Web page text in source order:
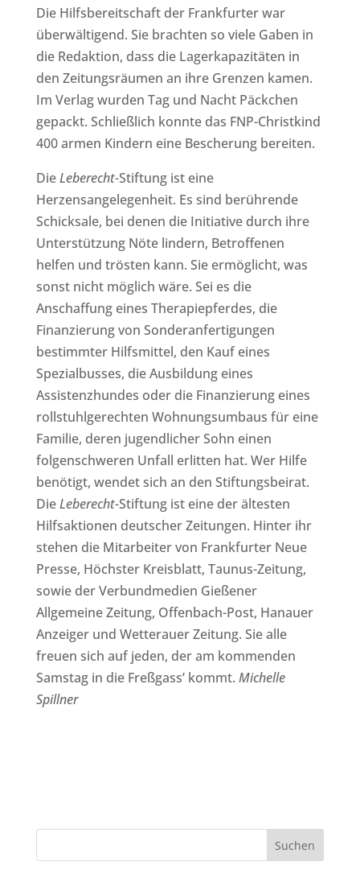
Die Hilfsbereitschaft der Frankfurter war
überwältigend. Sie brachten so viele Gaben in
die Redaktion, dass die Lagerkapazitäten in
den Zeitungsräumen an ihre Grenzen kamen.
Im Verlag wurden Tag und Nacht Päckchen
gepackt. Schließlich konnte das FNP-Christkind
400 armen Kindern eine Bescherung bereiten.
DieLeberecht-Stiftung ist eine
Herzensangelegenheit. Es sind berührende
Schicksale, bei denen die Initiative durch ihre
Unterstützung Nöte lindern, Betroffenen
helfen und trösten kann. Sie ermöglicht, was
sonst nicht möglich wäre. Sei es die
Anschaffung eines Therapiepferdes, die
Finanzierung von Sonderanfertigungen
bestimmter Hilfsmittel, den Kauf eines
Spezialbusses, die Ausbildung eines
Assistenzhundes oder die Finanzierung eines
rollstuhlgerechten Wohnungsumbaus für eine
Familie, deren jugendlicher Sohn einen
folgenschweren Unfall erlitten hat. Wer Hilfe
benötigt, wendet sich an den Stiftungsbeirat.
DieLeberecht-Stiftung ist eine der ältesten
Hilfsaktionen deutscher Zeitungen. Hinter ihr
stehen die Mitarbeiter von Frankfurter Neue
Presse, Höchster Kreisblatt, Taunus-Zeitung,
sowie der Verbundmedien Gießener
Allgemeine Zeitung, Offenbach-Post, Hanauer
Anzeiger und Wetterauer Zeitung. Sie alle
freuen sich auf jeden, der am kommenden
Samstag in die Freßgass’ kommt. Michelle
Spillner
nach: